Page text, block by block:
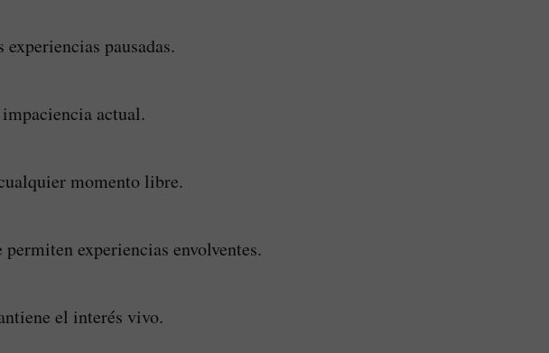
pausadas.
actual.
momento libre.
experiencias envolventes.
el interés vivo.